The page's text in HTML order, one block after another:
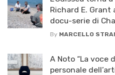
Richard E. Grant
docu-serie di
By MARCELLO
A Noto “La voce
personale